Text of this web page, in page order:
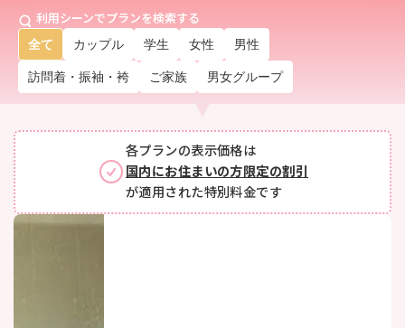
利用シーンでプランを検索する
全て カップル 学生 女性 男性
訪問着・振袖・袴 ご家族 男女グループ
各プランの表示価格は
国内にお住まいの方限定の割引
が適用された特別料金です